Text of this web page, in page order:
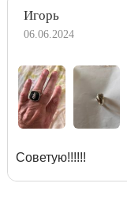
Игорь
06.06.2024
Советую!!!!!!